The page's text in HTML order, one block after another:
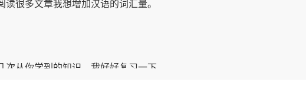
很多文章我想增加汉语的词汇量。
从你学到的知识。我好好复习一下。